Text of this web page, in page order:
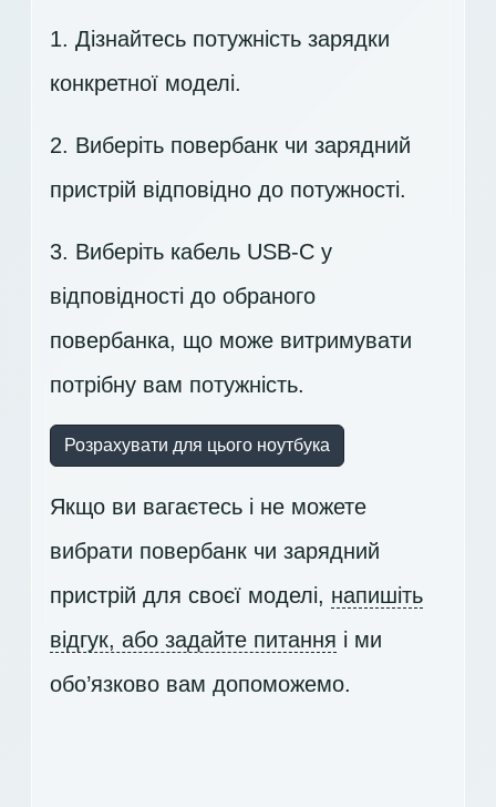
1. Дізнайтесь потужність зарядки
конкретної моделі.
2. Виберіть повербанк чи зарядний
пристрій відповідно до потужності.
3. Виберіть кабель USB-C у
відповідності до обраного
повербанка, що може витримувати
потрібну вам потужність.
Розрахувати для цього ноутбука
Якщо ви вагаєтесь і не можете
вибрати повербанк чи зарядний
пристрій для своєї моделі, напишіть
відгук, або задайте питання і ми
обо’язково вам допоможемо.